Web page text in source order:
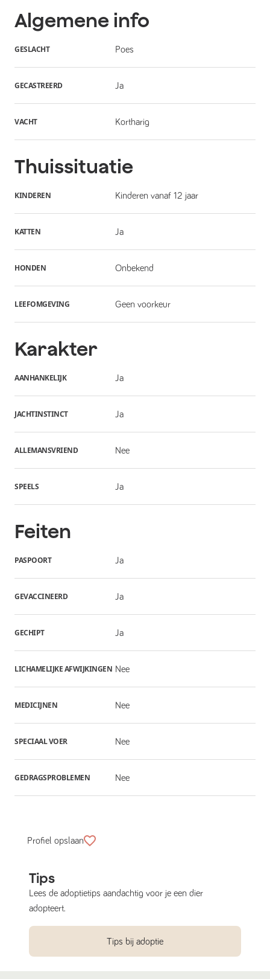
Algemene info
GESLACHT Poes
GECASTREERD Ja
VACHT Kortharig
Thuissituatie
KINDEREN Kinderen vanaf 12 jaar
KATTEN Ja
HONDEN Onbekend
LEEFOMGEVING Geen voorkeur
Karakter
AANHANKELIJK Ja
JACHTINSTINCT Ja
ALLEMANSVRIEND Nee
SPEELS Ja
Feiten
PASPOORT Ja
GEVACCINEERD Ja
GECHIPT Ja
LICHAMELIJKE AFWIJKINGEN Nee
MEDICIJNEN Nee
SPECIAAL VOER Nee
GEDRAGSPROBLEMEN Nee
Profiel opslaan
Tips
Lees de adoptietips aandachtig voor je een dier
adopteert.
Tips bij adoptie